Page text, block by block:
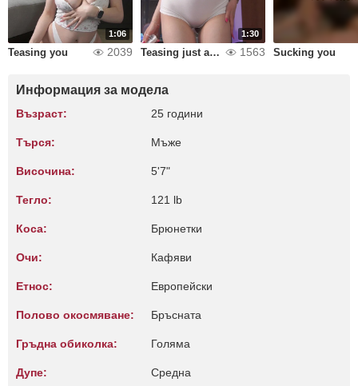
1:06
Teasing you 2039
1:30
Teasing just a little bit! 1563 Sucking you
Информация за модела
Възраст: 25 години
Търся: Мъже
Височина: 5'7"
Тегло: 121 lb
Коса: Брюнетки
Очи: Кафяви
Етнос: Европейски
Полово окосмяване: Бръсната
Гръдна обиколка: Голяма
Дупе: Среднa